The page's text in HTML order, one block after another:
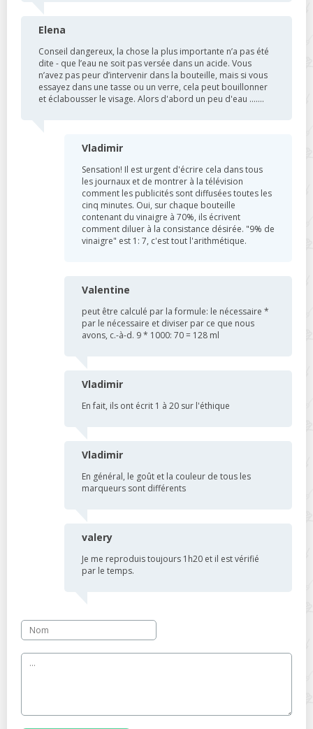
Elena
Conseil dangereux, la chose la plus importante n’a pas été
dite - que l’eau ne soit pas versée dans un acide. Vous
n’avez pas peur d’intervenir dans la bouteille, mais si vous
essayez dans une tasse ou un verre, cela peut bouillonner
et éclabousser le visage. Alors d'abord un peu d'eau .......
Vladimir
Sensation! Il est urgent d'écrire cela dans tous
les journaux et de montrer à la télévision
comment les publicités sont diffusées toutes les
cinq minutes. Oui, sur chaque bouteille
contenant du vinaigre à 70%, ils écrivent
comment diluer à la consistance désirée. "9% de
vinaigre" est 1: 7, c'est tout l'arithmétique.
Valentine
peut être calculé par la formule: le nécessaire *
par le nécessaire et diviser par ce que nous
avons, c.-à-d. 9 * 1000: 70 = 128 ml
Vladimir
En fait, ils ont écrit 1 à 20 sur l'éthique
Vladimir
En général, le goût et la couleur de tous les
marqueurs sont différents
valery
Je me reproduis toujours 1h20 et il est vérifié
par le temps.